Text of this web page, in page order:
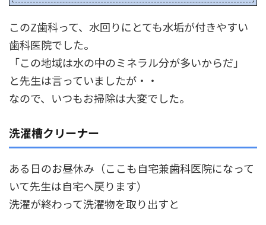
このZ歯科って、水回りにとても水垢が付きやすい
歯科医院でした。
「この地域は水の中のミネラル分が多いからだ」
と先生は言っていましたが・・
なので、いつもお掃除は大変でした。
洗濯槽クリーナー
ある日のお昼休み（ここも自宅兼歯科医院になって
いて先生は自宅へ戻ります）
洗濯が終わって洗濯物を取り出すと